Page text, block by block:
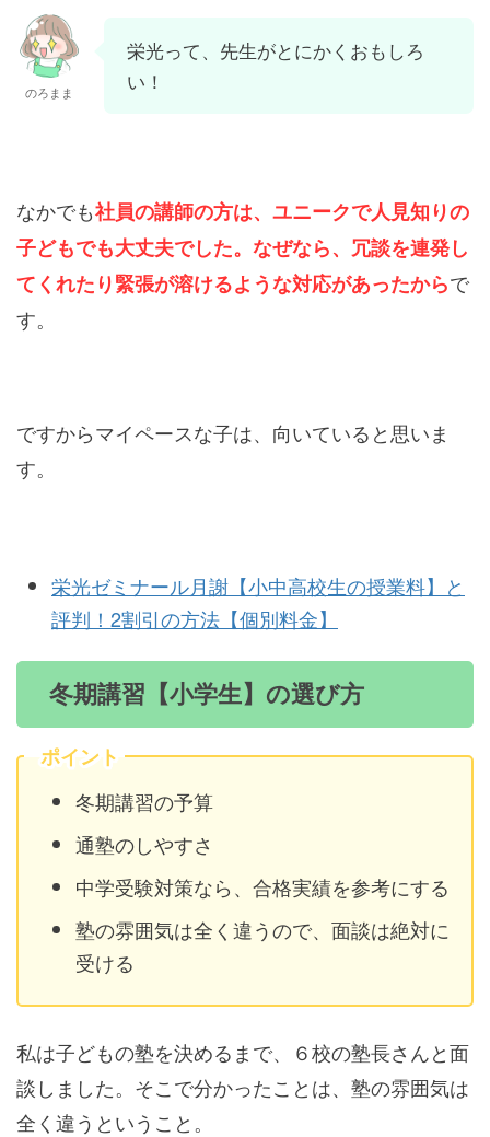
のろまま
栄光って、先生がとにかくおもしろ
い！
なかでも社員の講師の方は、ユニークで人見知りの
子どもでも大丈夫でした。なぜなら、冗談を連発し
てくれたり緊張が溶けるような対応があったからで
す。
ですからマイペースな子は、向いていると思いま
す。
栄光ゼミナール月謝【小中高校生の授業料】と
評判！2割引の方法【個別料金】
冬期講習【小学生】の選び方
ポイント
冬期講習の予算
通塾のしやすさ
中学受験対策なら、合格実績を参考にする
塾の雰囲気は全く違うので、面談は絶対に
受ける
私は子どもの塾を決めるまで、６校の塾長さんと面
談しました。そこで分かったことは、塾の雰囲気は
全く違うということ。